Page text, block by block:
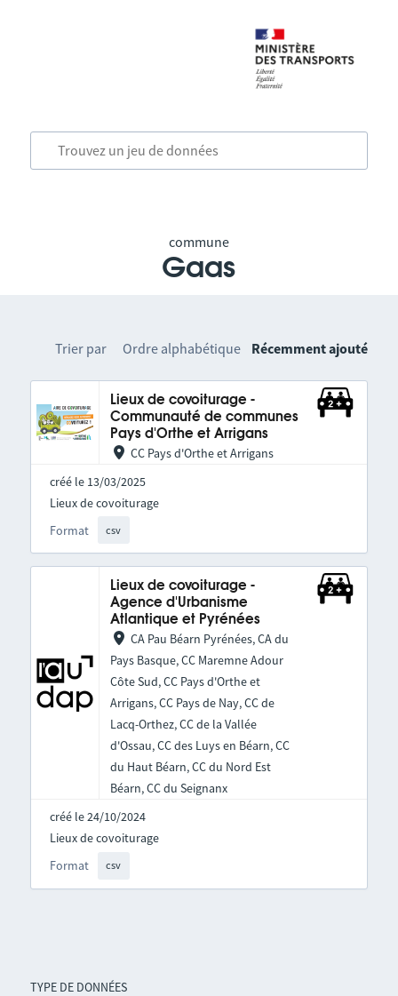
commune
Gaas
TYPE DE DONNÉES
Trier par Ordre alphabétique Récemment ajouté
Lieux de covoiturage -
Communauté de communes
Pays d'Orthe et Arrigans
CC Pays d'Orthe et Arrigans
créé le 13/03/2025
Format csv
Lieux de covoiturage
Lieux de covoiturage -
Agence d'Urbanisme
Atlantique et Pyrénées
CA Pau Béarn Pyrénées, CA du
Pays Basque, CC Maremne Adour
Côte Sud, CC Pays d'Orthe et
Arrigans, CC Pays de Nay, CC de
Lacq-Orthez, CC de la Vallée
d'Ossau, CC des Luys en Béarn, CC
du Haut Béarn, CC du Nord Est
Béarn, CC du Seignanx
créé le 24/10/2024
Format csv
Lieux de covoiturage